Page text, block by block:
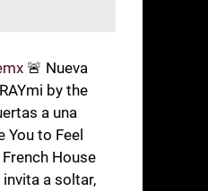
🚨 Nueva
by the
a una
You to Feel
House
a soltar,